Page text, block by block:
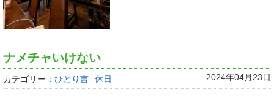
ナメチャいけない
カテゴリー： ひとり言 休日 2024年04月23日